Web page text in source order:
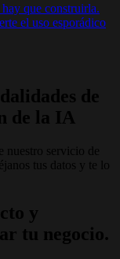
que construirla.
el uso esporádico
de
de la IA
nuestro servicio de
tus datos y te lo
y
tu negocio.